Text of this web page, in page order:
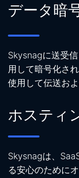
データ暗
Skysnagに送受
用して暗号化さ
使用して伝送お
ホスティ
Skysnagは、
る安心のために